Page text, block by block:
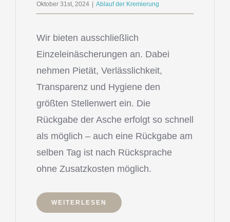
Oktober 31st, 2024 Ablauf der Kremierung
Wir bieten ausschließlich
Einzeleinäscherungen an. Dabei
nehmen Pietät, Verlässlichkeit,
Transparenz und Hygiene den
größten Stellenwert ein. Die
Rückgabe der Asche erfolgt so schnell
als möglich – auch eine Rückgabe am
selben Tag ist nach Rücksprache
ohne Zusatzkosten möglich.
WEITERLESEN